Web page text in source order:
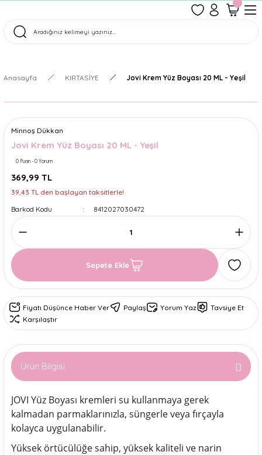
Tüm Siparişler Aynı Gün Kargoda!
Anasayfa KIRTASİYE Jovi Krem Yüz Boyası 20 ML - Yeşil
Minnoş Dükkan
Jovi Krem Yüz Boyası 20 ML - Yeşil
0 Puan - 0 Yorum
369,99 TL
39,43 TL den başlayan taksitlerle!
Barkod Kodu
8412027030472
Sepete Ekle
Fiyatı Düşünce Haber Ver Paylaş Yorum Yaz
Tavsiye Et
Karşılaştır
Ürün Bilgisi
JOVI Yüz Boyası kremleri su kullanmaya gerek
kalmadan parmaklarınızla, süngerle veya fırçayla
kolayca uygulanabilir.
Yüksek örtücülüğe sahip, yüksek kaliteli ve narin